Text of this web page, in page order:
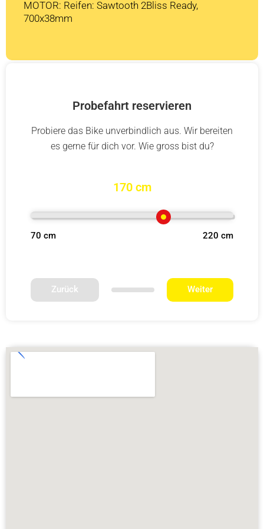
MOTOR: Reifen: Sawtooth 2Bliss Ready,
700x38mm
Probefahrt reservieren
Probiere das Bike unverbindlich aus. Wir bereiten
es gerne für dich vor. Wie gross bist du?
170 cm
70 cm 220 cm
Zurück Weiter